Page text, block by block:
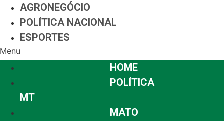
AGRONEGÓCIO
POLÍTICA NACIONAL
ESPORTES
Menu
HOME
POLÍTICA
MT
MATO